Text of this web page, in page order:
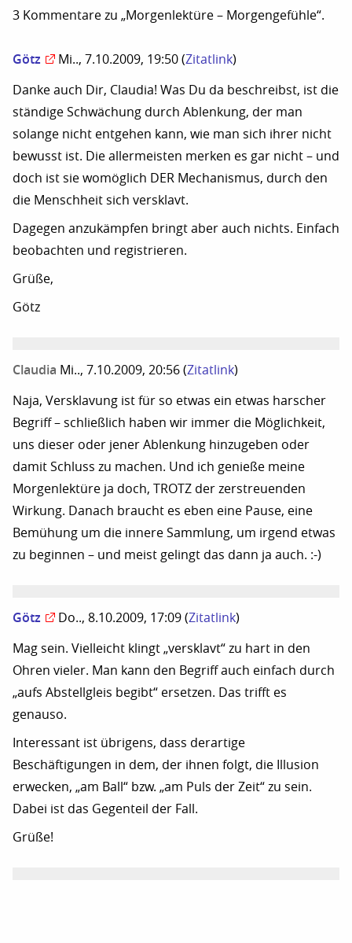
3 Kommentare zu „Morgenlektüre – Morgengefühle“.
Götz Mi.., 7.10.2009, 19:50 (Zitatlink)
Danke auch Dir, Claudia! Was Du da beschreibst, ist die
ständige Schwächung durch Ablenkung, der man
solange nicht entgehen kann, wie man sich ihrer nicht
bewusst ist. Die allermeisten merken es gar nicht – und
doch ist sie womöglich DER Mechanismus, durch den
die Menschheit sich versklavt.
Dagegen anzukämpfen bringt aber auch nichts. Einfach
beobachten und registrieren.
Grüße,
Götz
Claudia Mi.., 7.10.2009, 20:56 (Zitatlink)
Naja, Versklavung ist für so etwas ein etwas harscher
Begriff – schließlich haben wir immer die Möglichkeit,
uns dieser oder jener Ablenkung hinzugeben oder
damit Schluss zu machen. Und ich genieße meine
Morgenlektüre ja doch, TROTZ der zerstreuenden
Wirkung. Danach braucht es eben eine Pause, eine
Bemühung um die innere Sammlung, um irgend etwas
zu beginnen – und meist gelingt das dann ja auch. :-)
Götz Do.., 8.10.2009, 17:09 (Zitatlink)
Mag sein. Vielleicht klingt „versklavt“ zu hart in den
Ohren vieler. Man kann den Begriff auch einfach durch
„aufs Abstellgleis begibt“ ersetzen. Das trifft es
genauso.
Interessant ist übrigens, dass derartige
Beschäftigungen in dem, der ihnen folgt, die Illusion
erwecken, „am Ball“ bzw. „am Puls der Zeit“ zu sein.
Dabei ist das Gegenteil der Fall.
Grüße!